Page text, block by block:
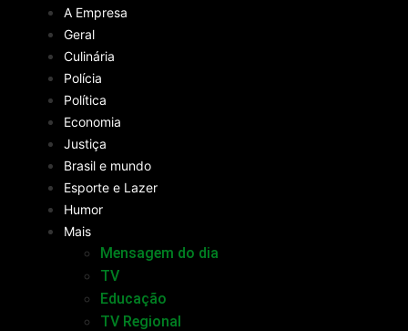
A Empresa
Geral
Culinária
Polícia
Política
Economia
Justiça
Brasil e mundo
Esporte e Lazer
Humor
Mais
Mensagem do dia
TV
Educação
TV Regional